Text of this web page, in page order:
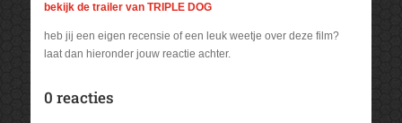
bekijk de trailer van TRIPLE DOG
heb jij een eigen recensie of een leuk weetje over deze film?
laat dan hieronder jouw reactie achter.
0 reacties